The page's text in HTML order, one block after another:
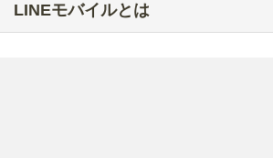
LINEモバイルとは